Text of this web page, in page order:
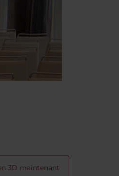
3D maintenant